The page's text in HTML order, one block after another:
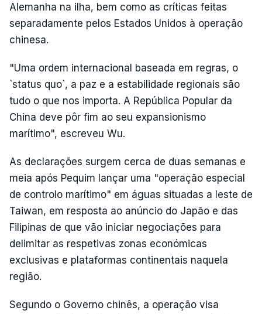
Alemanha na ilha, bem como as críticas feitas
separadamente pelos Estados Unidos à operação
chinesa.
"Uma ordem internacional baseada em regras, o
`status quo`, a paz e a estabilidade regionais são
tudo o que nos importa. A República Popular da
China deve pôr fim ao seu expansionismo
marítimo", escreveu Wu.
As declarações surgem cerca de duas semanas e
meia após Pequim lançar uma "operação especial
de controlo marítimo" em águas situadas a leste de
Taiwan, em resposta ao anúncio do Japão e das
Filipinas de que vão iniciar negociações para
delimitar as respetivas zonas económicas
exclusivas e plataformas continentais naquela
região.
Segundo o Governo chinês, a operação visa